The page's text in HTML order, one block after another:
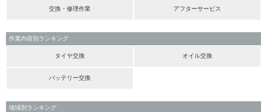
交換・修理作業 アフターサービス
作業内容別ランキング
タイヤ交換 オイル交換
バッテリー交換
地域別ランキング